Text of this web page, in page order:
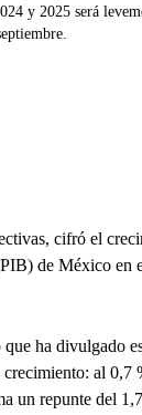
y 2025 será
cifró el
de México en
ha divulgado
crecimiento: al 0,7
un repunte del